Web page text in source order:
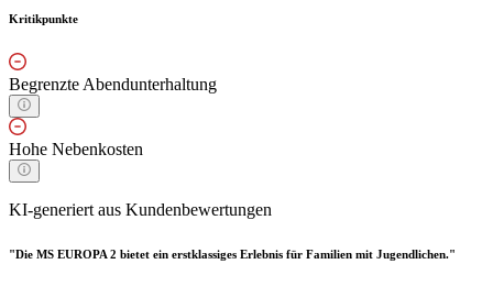
Kritikpunkte
Begrenzte Abendunterhaltung
Hohe Nebenkosten
KI-generiert aus Kundenbewertungen
"Die MS EUROPA 2 bietet ein erstklassiges Erlebnis für Familien mit Jugendlichen."